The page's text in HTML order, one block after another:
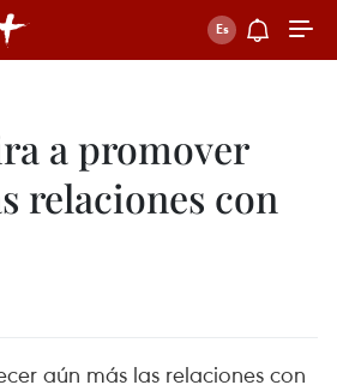
a promover
relaciones con
aún más las relaciones con